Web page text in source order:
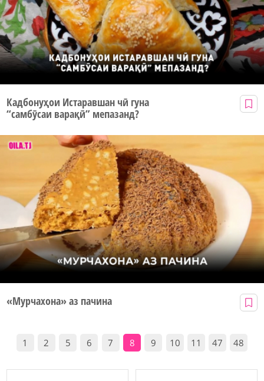
Кадбонуҳои Истаравшан чӣ гуна
“самбӯсаи варақӣ” мепазанд?
«Мурчахона» аз пачина
1 2 5 6 7 8 9 10 11 47 48